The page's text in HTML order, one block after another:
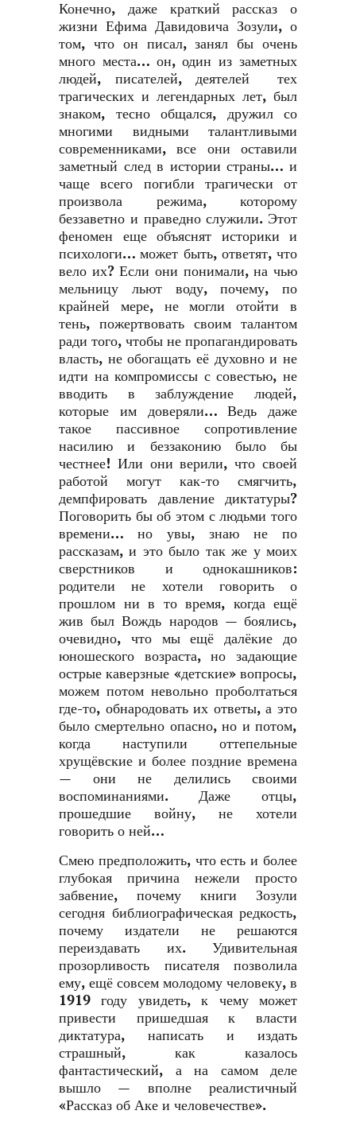
Конечно, даже краткий рассказ о
жизни Ефима Давидовича Зозули, о
том, что он писал, занял бы очень
много места… он, один из заметных
людей, писателей, деятелей тех
трагических и легендарных лет, был
знаком, тесно общался, дружил со
многими видными талантливыми
современниками, все они оставили
заметный след в истории страны… и
чаще всего погибли трагически от
произвола режима, которому
беззаветно и праведно служили. Этот
феномен еще объяснят историки и
психологи… может быть, ответят, что
вело их? Если они понимали, на чью
мельницу льют воду, почему, по
крайней мере, не могли отойти в
тень, пожертвовать своим талантом
ради того, чтобы не пропагандировать
власть, не обогащать её духовно и не
идти на компромиссы с совестью, не
вводить в заблуждение людей,
которые им доверяли… Ведь даже
такое пассивное сопротивление
насилию и беззаконию было бы
честнее! Или они верили, что своей
работой могут как-то смягчить,
демпфировать давление диктатуры?
Поговорить бы об этом с людьми того
времени… но увы, знаю не по
рассказам, и это было так же у моих
сверстников и однокашников:
родители не хотели говорить о
прошлом ни в то время, когда ещё
жив был Вождь народов — боялись,
очевидно, что мы ещё далёкие до
юношеского возраста, но задающие
острые каверзные «детские» вопросы,
можем потом невольно проболтаться
где-то, обнародовать их ответы, а это
было смертельно опасно, но и потом,
когда наступили оттепельные
хрущёвские и более поздние времена
— они не делились своими
воспоминаниями. Даже отцы,
прошедшие войну, не хотели
говорить о ней…
Смею предположить, что есть и более
глубокая причина нежели просто
забвение, почему книги Зозули
сегодня библиографическая редкость,
почему издатели не решаются
переиздавать их. Удивительная
прозорливость писателя позволила
ему, ещё совсем молодому человеку, в
1919 году увидеть, к чему может
привести пришедшая к власти
диктатура, написать и издать
страшный, как казалось
фантастический, а на самом деле
вышло — вполне реалистичный
«Рассказ об Аке и человечестве».